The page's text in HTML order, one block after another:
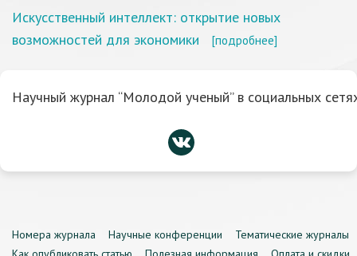
Искусственный интеллект: открытие новых
возможностей для экономики
[подробнее]
Научный журнал “Молодой ученый” в социальных
Номера журнала Научные конференции
Тематические журналы